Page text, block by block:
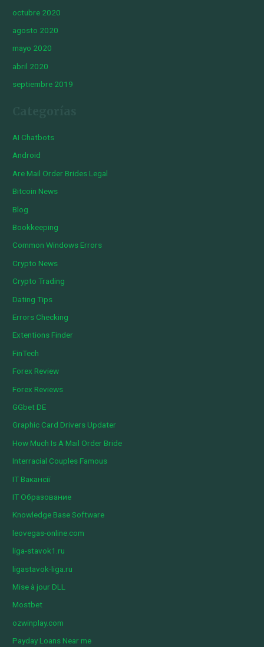
octubre 2020
agosto 2020
mayo 2020
abril 2020
septiembre 2019
AI Chatbots
Android
Are Mail Order Brides Legal
Bitcoin News
Blog
Bookkeeping
Common Windows Errors
Crypto News
Crypto Trading
Dating Tips
Errors Checking
Extentions Finder
FinTech
Forex Review
Forex Reviews
GGbet DE
Graphic Card Drivers Updater
How Much Is A Mail Order Bride
Interracial Couples Famous
IT Вакансії
IT Образование
Knowledge Base Software
leovegas-online.com
liga-stavok1.ru
ligastavok-liga.ru
Mise à jour DLL
Mostbet
ozwinplay.com
Payday Loans Near me